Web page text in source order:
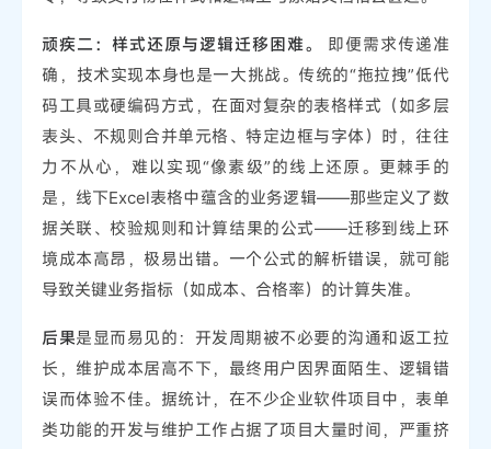
顽疾二：样式还原与逻辑迁移困难。
即便需求传递准
确，技术实现本身也是一大挑战。传统的“拖拉拽”低代
码工具或硬编码方式，在面对复杂的表格样式（如多层
表头、不规则合并单元格、特定边框与字体）时，往往
力不从心，难以实现“像素级”的线上还原。更棘手的
是，线下Excel表格中蕴含的业务逻辑——那些定义了数
据关联、校验规则和计算结果的公式——迁移到线上环
境成本高昂，极易出错。一个公式的解析错误，就可能
导致关键业务指标（如成本、合格率）的计算失准。
后果是显而易见的：开发周期被不必要的沟通和返工拉
长，维护成本居高不下，最终用户因界面陌生、逻辑错
误而体验不佳。据统计，在不少企业软件项目中，表单
类功能的开发与维护工作占据了项目大量时间，严重挤